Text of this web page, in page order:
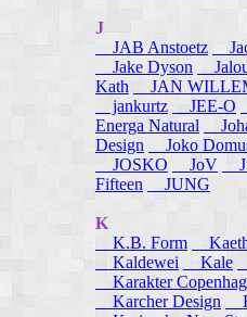
J
JAB Anstoetz
Jake Dyson
Kath
JAN
jankurtz JEE-O
Energa Natural
Design
Joko
JOSKO
JoV
Fifteen
JUNG
K
K.B. Form
Kaldewei
Kale
Karakter
Karcher Design